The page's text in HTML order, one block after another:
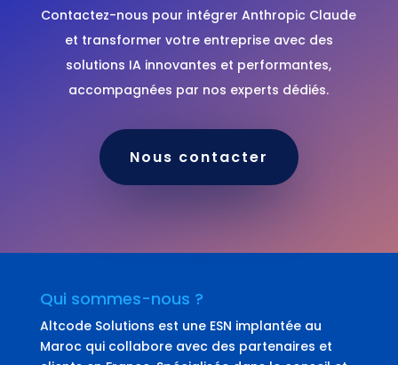
Contactez-nous pour intégrer Anthropic Claude
et transformer votre entreprise avec des
solutions IA innovantes et performantes,
accompagnées par nos experts dédiés.
Nous contacter
Qui sommes-nous ?
Altcode Solutions est une ESN implantée au
Maroc qui collabore avec des partenaires et